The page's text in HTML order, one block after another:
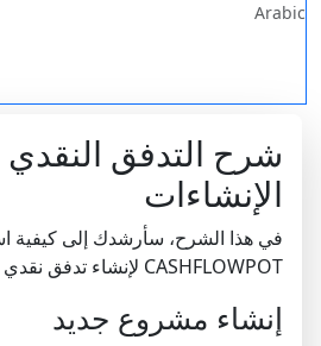
Arabic
شرح التدفق
الإنشاءات
في هذا الشرح، سأرشدك إلى كيفية
CASHFLOWPOT لإنشاء تدفق نقدي لمشروع إنشائي.
إنشاء مشروع جديد